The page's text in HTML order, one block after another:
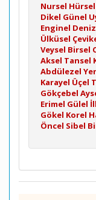
Nursel Hürsel
Dikel Günel
Enginel
Ülküsel
Veysel Birsel
Aksel Tansel
Abdülezel
Karayel Üçel
Gökçebel
Erimel Gülel
Gökel Korel
Öncel Sibel